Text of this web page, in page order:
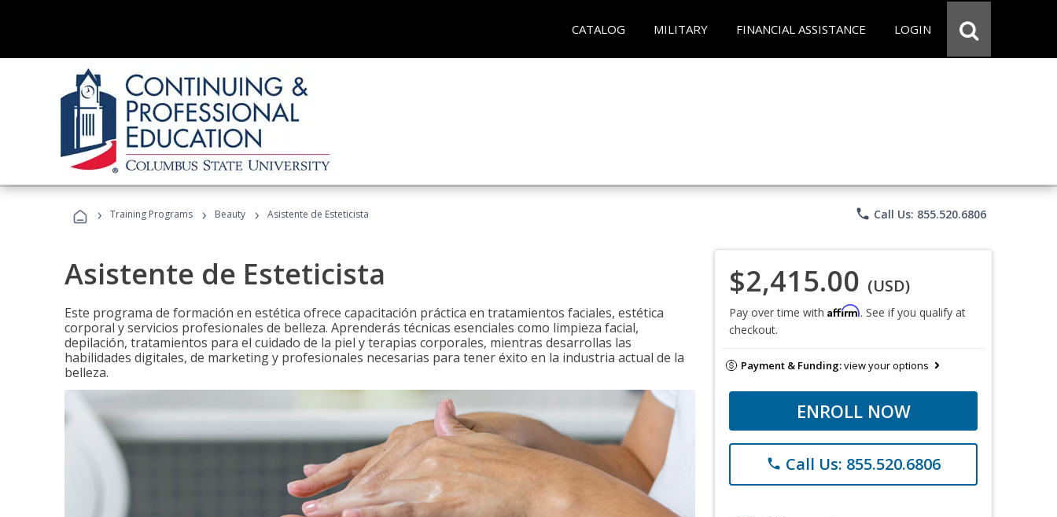
CATALOG MILITARY FINANCIAL ASSISTANCE LOGIN
› Training Programs › Beauty › Asistente de Esteticista phone Call Us: 855.520.6806
Asistente de Esteticista
Este programa de formación en estética ofrece capacitación práctica en tratamientos faciales, estética
corporal y servicios profesionales de belleza. Aprenderás técnicas esenciales como limpieza facial,
depilación, tratamientos para el cuidado de la piel y terapias corporales, mientras desarrollas las
habilidades digitales, de marketing y profesionales necesarias para tener éxito en la industria actual de la
belleza.
$2,415.00 (USD)
Pay over time with Affirm. See if you qualify at
checkout.
Payment & Funding:view your options
ENROLL NOW
phone Call Us: 855.520.6806